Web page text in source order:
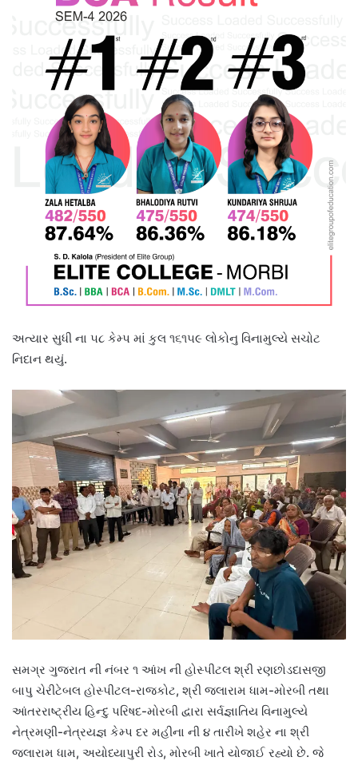
અત્યાર સુધી ના ૫૮ કેમ્પ માં કુલ ૧૬૧૫૯ લોકોનુ વિનામુલ્યે સચોટ
નિદાન થયું.
સમગ્ર ગુજરાત ની નંબર ૧ આંખ ની હોસ્પીટલ શ્રી રણછોડદાસજી
બાપુ ચેરીટેબલ હોસ્પીટલ-રાજકોટ, શ્રી જલારામ ધામ-મોરબી તથા
આંતરરાષ્ટ્રીય હિન્દુ પરિષદ-મોરબી દ્વારા સર્વજ્ઞાતિય વિનામુલ્યે
નેત્રમણી-નેત્રયજ્ઞ કેમ્પ દર મહીના ની ૪ તારીખે શહેર ના શ્રી
જલારામ ધામ, અયોધ્યાપુરી રોડ, મોરબી ખાતે યોજાઈ રહ્યો છે. જે